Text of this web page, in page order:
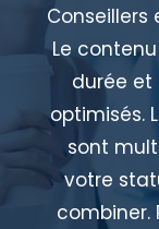
Le
durée et
optimisés.
sont
votre
combiner.